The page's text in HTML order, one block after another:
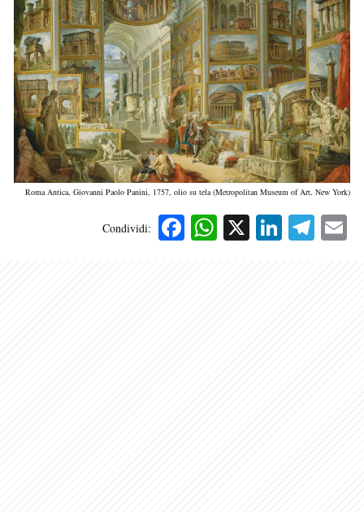
Roma Antica, Giovanni Paolo Panini, 1757, olio su tela (Metropolitan Museum of Art, New York)
Condividi: Facebook
WhatsApp
X